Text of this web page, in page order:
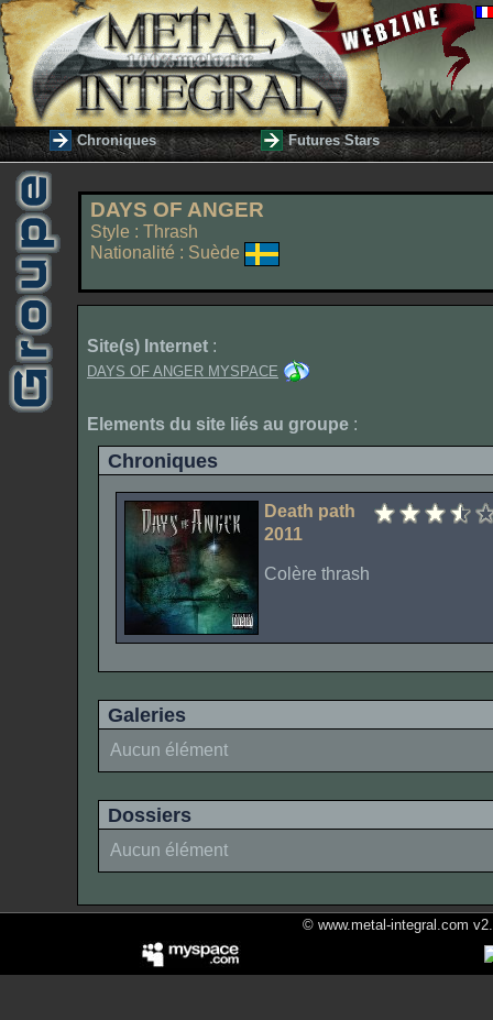
Chroniques Futures Stars
DAYS OF ANGER
Style : Thrash
Nationalité : Suède
Site(s) Internet :
DAYS OF ANGER MYSPACE
Elements du site liés au groupe :
Chroniques
Death path
2011
Colère thrash
Galeries
Aucun élément
Dossiers
Aucun élément
© www.metal-integral.com